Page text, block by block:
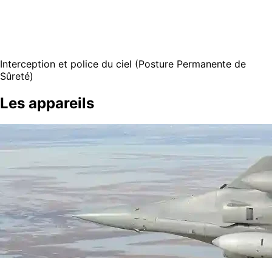
Interception et police du ciel (Posture Permanente de
Sûreté)
Les appareils